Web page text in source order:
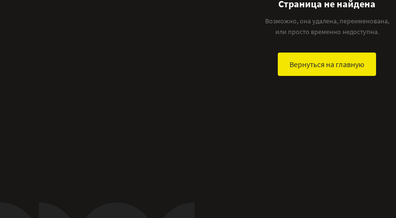
Страница не найдена
Возможно, она удалена, переименована,
или просто временно недоступна.
Вернуться на главную